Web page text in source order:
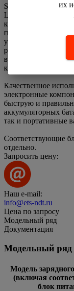
их
SHENZHEN
LTD (КНР) –
квалифицированная
производством
устройств под
разработки и
всеобъемлющим
качество,
Качественное
электронные
быструю и
аккумуляторных
так и портативные
Соответствующие
отдельно.
Запросить цену:
Наш e-mail:
info@ets-ndt.ru
Цена по запросу
Модельный ряд
Документация
Модельный ряд
Модель
(включая
блок